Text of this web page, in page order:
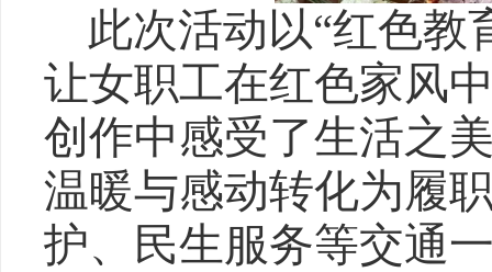
此次活动以“红色教
让女职工在红色家风
创作中感受了生活之
温暖与感动转化为履
护、民生服务等交通